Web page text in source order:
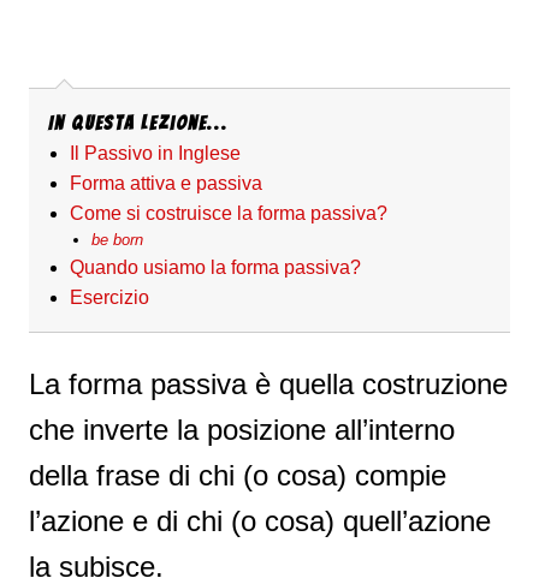
In questa Lezione...
Il Passivo in Inglese
Forma attiva e passiva
Come si costruisce la forma passiva?
be born
Quando usiamo la forma passiva?
Esercizio
La forma passiva è quella costruzione
che inverte la posizione all’interno
della frase di chi (o cosa) compie
l’azione e di chi (o cosa) quell’azione
la subisce.